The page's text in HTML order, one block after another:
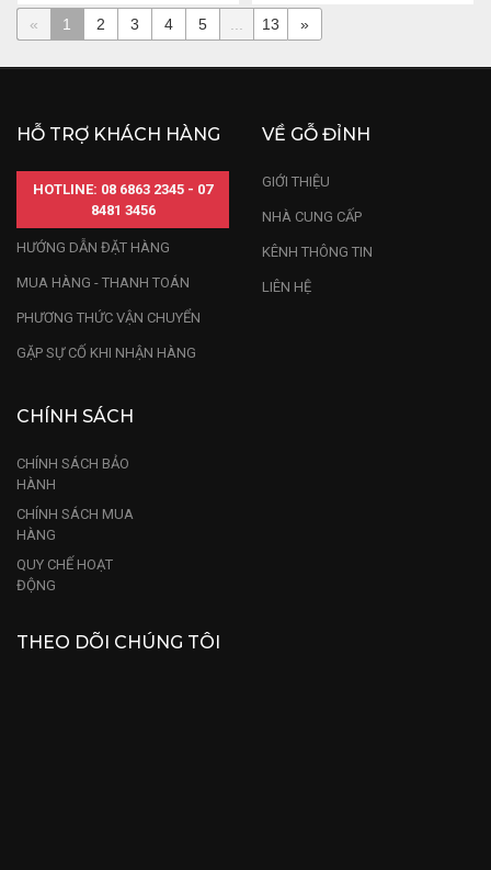
« 1 2 3 4 5 ... 13 »
HỖ TRỢ KHÁCH HÀNG
HOTLINE: 08 6863 2345 - 07
8481 3456
HƯỚNG DẪN ĐẶT HÀNG
MUA HÀNG - THANH TOÁN
PHƯƠNG THỨC VẬN CHUYỂN
GẶP SỰ CỐ KHI NHẬN HÀNG
VỀ GỖ ĐỈNH
GIỚI THIỆU
NHÀ CUNG CẤP
KÊNH THÔNG TIN
LIÊN HỆ
CHÍNH SÁCH
CHÍNH SÁCH BẢO
HÀNH
CHÍNH SÁCH MUA
HÀNG
QUY CHẾ HOẠT
ĐỘNG
THEO DÕI CHÚNG TÔI